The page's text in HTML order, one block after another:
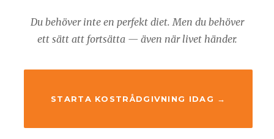
Du behöver inte en perfekt diet. Men du behöver
ett sätt att fortsätta — även när livet händer.
STARTA KOSTRÅDGIVNING IDAG →